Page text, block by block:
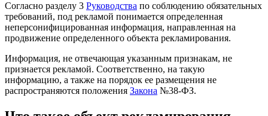
Согласно разделу 3 Руководства по соблюдению обязательных
требований, под рекламой понимается определенная
неперсонифицированная информация, направленная на
продвижение определенного объекта рекламирования.
Информация, не отвечающая указанным признакам, не
признается рекламой. Соответственно, на такую
информацию, а также на порядок ее размещения не
распространяются положения Закона №38-ФЗ.